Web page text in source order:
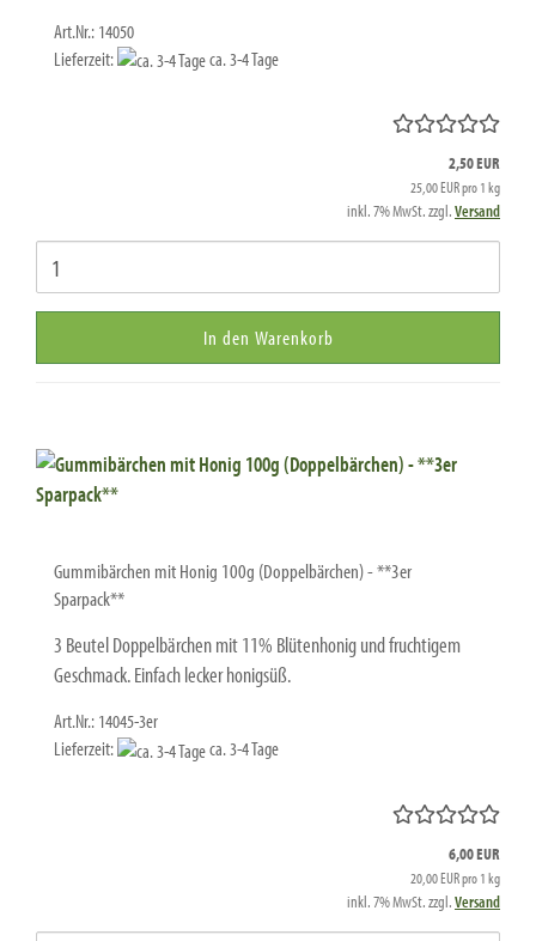
Art.Nr.: 14050
Lieferzeit:
ca. 3-4 Tage
2,50 EUR
25,00 EUR pro 1 kg
inkl. 7% MwSt. zzgl.Versand
In den Warenkorb
Gummibärchen mit Honig 100g (Doppelbärchen) - **3er
Sparpack**
3 Beutel Doppelbärchen mit 11% Blütenhonig und fruchtigem
Geschmack. Einfach lecker honigsüß.
Art.Nr.: 14045-3er
Lieferzeit:
ca. 3-4 Tage
6,00 EUR
20,00 EUR pro 1 kg
inkl. 7% MwSt. zzgl.Versand